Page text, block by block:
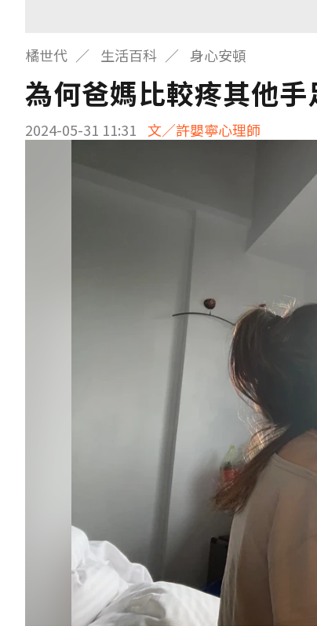
橘世代 生活百科 身心安頓
為何爸媽比較疼其他
2024-05-31 11:31 文／許嬰寧心理師